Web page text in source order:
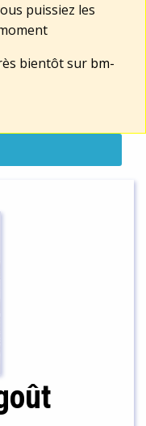
puissiez les
bientôt sur bm-